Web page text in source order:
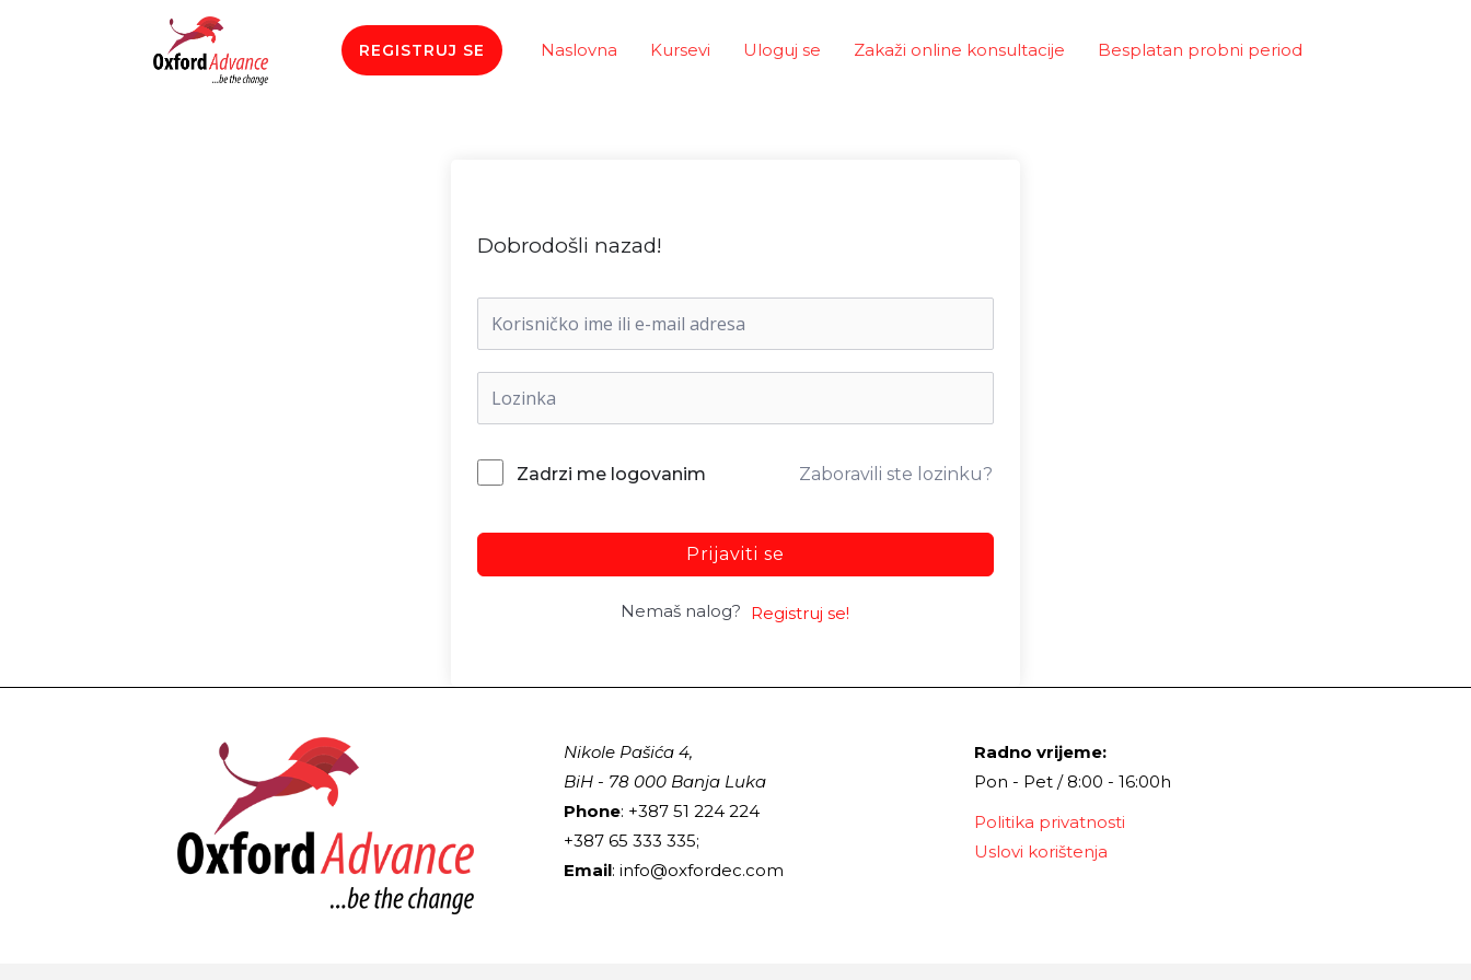
REGISTRUJ SE Naslovna Kursevi Uloguj se Zakaži online konsultacije Besplatan probni period
Dobrodošli nazad!
Zadrzi me logovanim Zaboravili ste lozinku?
Prijaviti se
Nemaš nalog? Registruj se!
Nikole Pašića 4,
BiH - 78 000 Banja Luka
Phone: +387 51 224 224
+387 65 333 335;
Email: info@oxfordec.com
Radno vrijeme:
Pon - Pet / 8:00 - 16:00h
Politika privatnosti
Uslovi korištenja